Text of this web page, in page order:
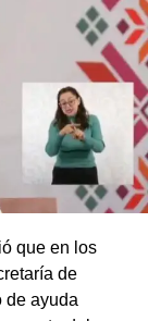
que en los
de
de ayuda